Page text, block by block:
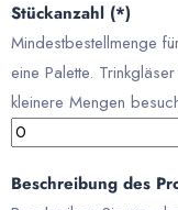
Stückanzahl (*)
Mindestbestellmenge
eine Palette.
kleinere Mengen
Beschreibung des